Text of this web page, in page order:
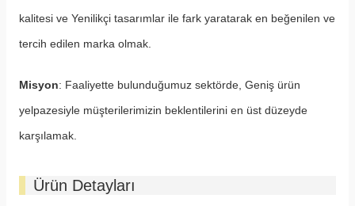
kalitesi ve Yenilikçi tasarımlar ile fark yaratarak en beğenilen ve
tercih edilen marka olmak.
Misyon: Faaliyette bulunduğumuz sektörde, Geniş ürün
yelpazesiyle müşterilerimizin beklentilerini en üst düzeyde
karşılamak.
Ürün Detayları